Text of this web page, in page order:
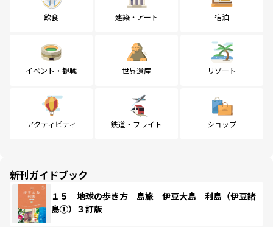
飲食 建築・アート 宿泊
イベント・観戦 世界遺産 リゾート
アクティビティ 鉄道・フライト ショップ
新刊ガイドブック
１５ 地球の歩き方 島旅 伊豆大島 利島（伊豆諸
島①）３訂版